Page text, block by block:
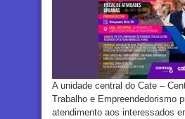
A unidade central do Cate –
Trabalho e Empreendedorismo
atendimento aos interessados